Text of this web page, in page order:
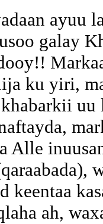
ayuu
galay
ku yiri,
Alle
keentaa
ah,